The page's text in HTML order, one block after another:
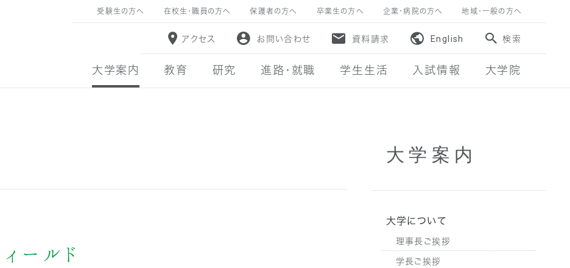
受験生の方へ 在校生・職員の方へ 保護者の方へ 卒業生の方へ 企業・病院の方へ 地域・一般の方へ
アクセス お問い合わせ 資料請求 English 検索
大学案内 教育 研究 進路・就職 学生生活 入試情報 大学院
ールド
大学案内
大学について
理事長ご挨拶
学長ご挨拶